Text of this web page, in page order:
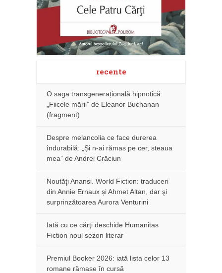
recente
O saga transgenerațională hipnotică:
„Fiicele mării” de Eleanor Buchanan
(fragment)
Despre melancolia ce face durerea
îndurabilă: „Și n-ai rămas pe cer, steaua
mea” de Andrei Crăciun
Noutăţi Anansi. World Fiction: traduceri
din Annie Ernaux și Ahmet Altan, dar şi
surprinzătoarea Aurora Venturini
Iată cu ce cărţi deschide Humanitas
Fiction noul sezon literar
Premiul Booker 2026: iată lista celor 13
romane rămase în cursă